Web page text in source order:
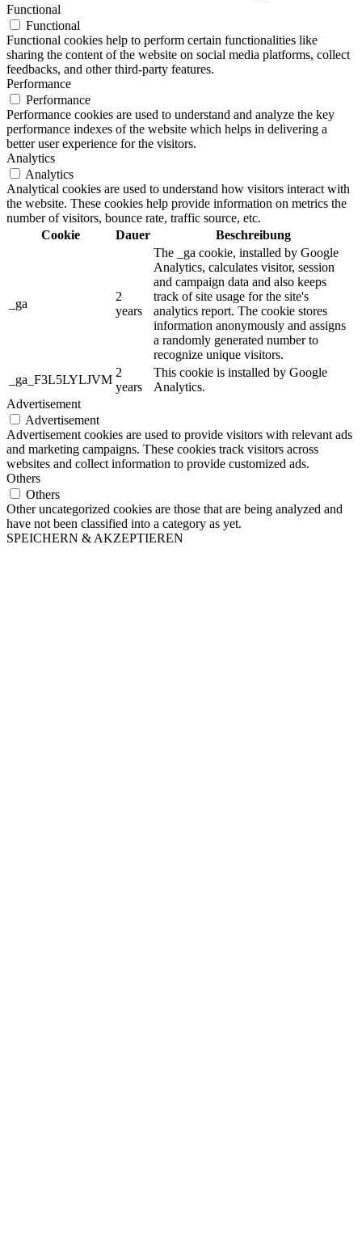
Functional
Functional
Functional cookies help to perform certain functionalities like
sharing the content of the website on social media platforms, collect
feedbacks, and other third-party features.
Performance
Performance
Performance cookies are used to understand and analyze the key
performance indexes of the website which helps in delivering a
better user experience for the visitors.
Analytics
Analytics
Analytical cookies are used to understand how visitors interact with
the website. These cookies help provide information on metrics the
number of visitors, bounce rate, traffic source, etc.
Cookie
Dauer Beschreibung
_ga
2
years
The _ga cookie, installed by Google
Analytics, calculates visitor, session
and campaign data and also keeps
track of site usage for the site's
analytics report. The cookie stores
information anonymously and assigns
a randomly generated number to
recognize unique visitors.
_ga_F3L5LYLJVM
2
years
This cookie is installed by Google
Analytics.
Advertisement
Advertisement
Advertisement cookies are used to provide visitors with relevant ads
and marketing campaigns. These cookies track visitors across
websites and collect information to provide customized ads.
Others
Others
Other uncategorized cookies are those that are being analyzed and
have not been classified into a category as yet.
SPEICHERN & AKZEPTIEREN